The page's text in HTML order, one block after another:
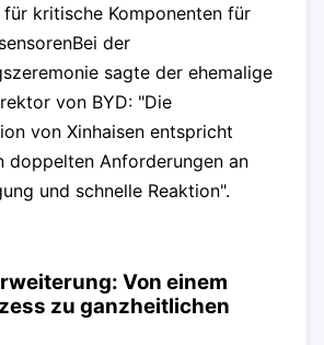
für kritische Komponenten für
der
sagte der ehemalige
von BYD: "Die
von Xinhaisen entspricht
doppelten Anforderungen an
und schnelle Reaktion".
Von einem
zu ganzheitlichen